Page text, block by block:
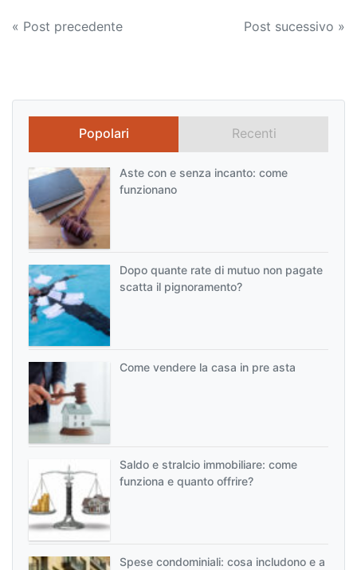
Navigazione
« Post precedente Post sucessivo »
Popolari Recenti
Aste con e senza incanto: come
funzionano
Dopo quante rate di mutuo non pagate
scatta il pignoramento?
Come vendere la casa in pre asta
Saldo e stralcio immobiliare: come
funziona e quanto offrire?
Spese condominiali: cosa includono e a